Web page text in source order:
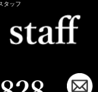
タッフ